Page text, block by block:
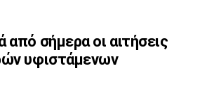
σήμερα οι αιτήσεις
υφιστάμενων